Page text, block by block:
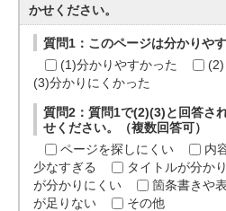
かせください。
質問1：このページは分かりや
(1)分かりやすかった
(3)分かりにくかった
質問2：質問1で(2)(3)と回答さ
せください。（複数回答可）
ページを探しにくい
内
少なすぎる
タイトルが分か
が分かりにくい
箇条書きや
が足りない
その他